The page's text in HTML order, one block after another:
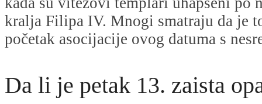
kralja Filipa IV. Mnogi smatraju da je
početak asocijacije ovog datuma s
Da li je petak 13. zaista